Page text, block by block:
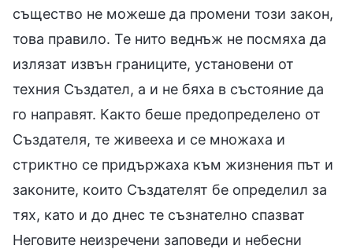
същество не можеше да промени този закон,
това правило. Те нито веднъж не посмяха да
излязат извън границите, установени от
техния Създател, а и не бяха в състояние да
го направят. Както беше предопределено от
Създателя, те живееха и се множаха и
стриктно се придържаха към жизнения път и
законите, които Създателят бе определил за
тях, като и до днес те съзнателно спазват
Неговите неизречени заповеди и небесни